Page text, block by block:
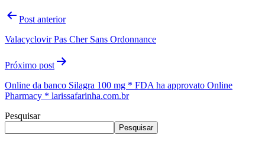
Post anterior
Valacyclovir Pas Cher Sans Ordonnance
Próximo post
Online da banco Silagra 100 mg * FDA ha approvato Online
Pharmacy * larissafarinha.com.br
Pesquisar
Pesquisar